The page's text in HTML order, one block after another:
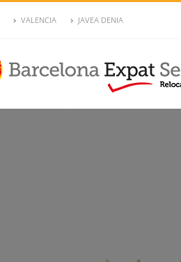
VALENCIA JAVEA DENIA